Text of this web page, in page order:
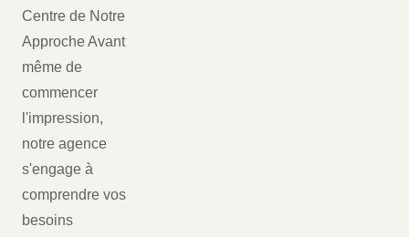
Centre de Notre
Approche Avant
même de
commencer
l'impression,
notre agence
s'engage à
comprendre vos
besoins